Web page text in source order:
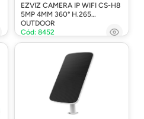
EZVIZ CAMERA IP WIFI CS-H8
5MP 4MM 360° H.265
OUTDOOR
Cód: 8452